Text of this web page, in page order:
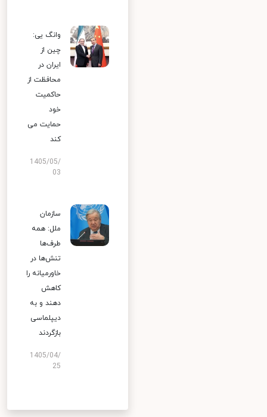
وانگ یی:
چین از
ایران در
محافظت از
حاکمیت
خود
حمایت می
کند
1405/05/
03
سازمان
ملل: همه
طرف‌ها
تنش‌ها در
خاورمیانه را
کاهش
دهند و به
دیپلماسی
بازگردند
1405/04/
25